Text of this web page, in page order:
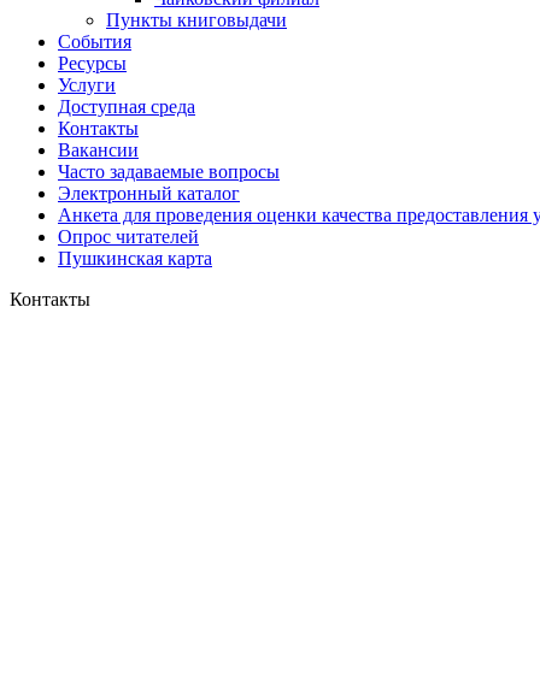
Пункты книговыдачи
События
Ресурсы
Услуги
Доступная среда
Контакты
Вакансии
Часто задаваемые вопросы
Электронный каталог
Анкета для проведения оценки качества предоставления
Опрос читателей
Пушкинская карта
Контакты